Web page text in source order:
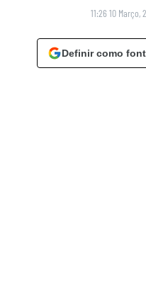
11:26 10 Março,
Definir como